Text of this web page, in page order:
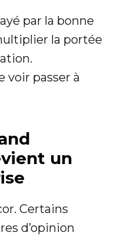
par la bonne
la portée
voir passer à
un
Certains
d’opinion